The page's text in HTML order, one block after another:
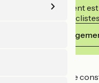
Cet établissement
accueillir des
Voir ses
Maison mitoyenne